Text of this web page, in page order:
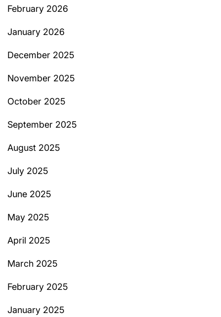
February 2026
January 2026
December 2025
November 2025
October 2025
September 2025
August 2025
July 2025
June 2025
May 2025
April 2025
March 2025
February 2025
January 2025